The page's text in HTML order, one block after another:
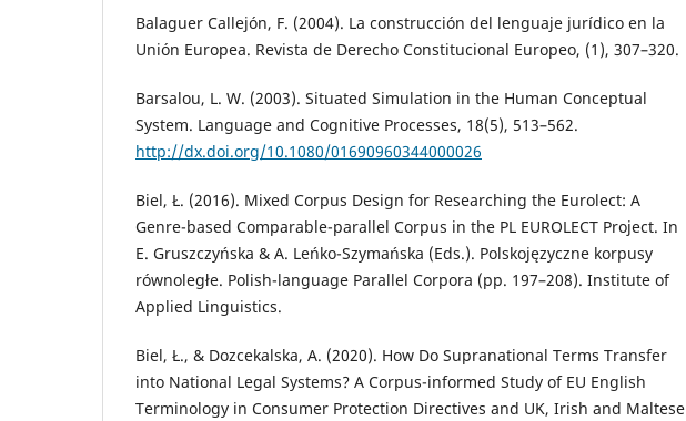
Balaguer Callejón, F. (2004). La construcción del lenguaje jurídico en la
Unión Europea. Revista de Derecho Constitucional Europeo, (1), 307–320.
Barsalou, L. W. (2003). Situated Simulation in the Human Conceptual
System. Language and Cognitive Processes, 18(5), 513–562.
http://dx.doi.org/10.1080/01690960344000026
Biel, Ł. (2016). Mixed Corpus Design for Researching the Eurolect: A
Genre-based Comparable-parallel Corpus in the PL EUROLECT Project. In
E. Gruszczyńska & A. Leńko-Szymańska (Eds.). Polskojęzyczne korpusy
równoległe. Polish-language Parallel Corpora (pp. 197–208). Institute of
Applied Linguistics.
Biel, Ł., & Dozcekalska, A. (2020). How Do Supranational Terms Transfer
into National Legal Systems? A Corpus-informed Study of EU English
Terminology in Consumer Protection Directives and UK, Irish and Maltese